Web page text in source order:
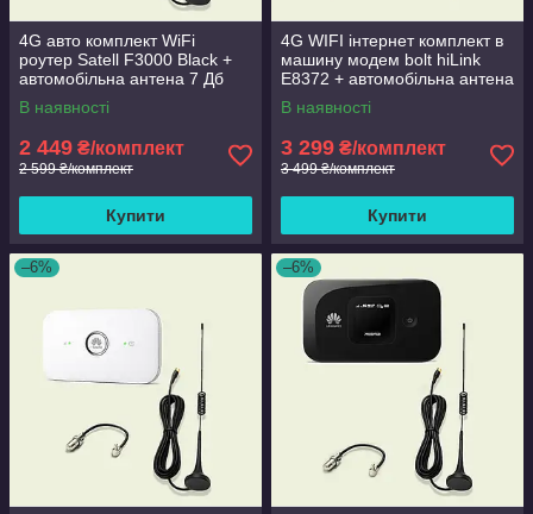
4G авто комплект WiFi
роутер Satell F3000 Black +
автомобільна антена 7 Дб
В наявності
2 449 ₴/комплект
2 599 ₴/комплект
Купити
4G WIFI інтернет комплект в
машину модем bolt hiLink
E8372 + автомобільна антена
10 Дб
В наявності
3 299 ₴/комплект
3 499 ₴/комплект
Купити
–6% –6%